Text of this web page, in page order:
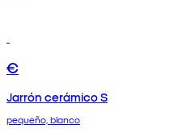
€
Jarrón cerámico S
pequeño, blanco